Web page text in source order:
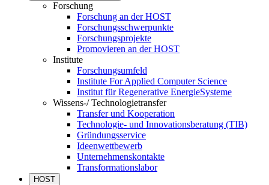
Forschung
Forschung an der HOST
Forschungsschwerpunkte
Forschungsprojekte
Promovieren an der HOST
Institute
Forschungsumfeld
Institute For Applied Computer Science
Institut für Regenerative EnergieSysteme
Wissens-/ Technologietransfer
Transfer und Kooperation
Technologie- und Innovationsberatung (TIB)
Gründungsservice
Ideenwettbewerb
Unternehmenskontakte
Transformationslabor
HOST